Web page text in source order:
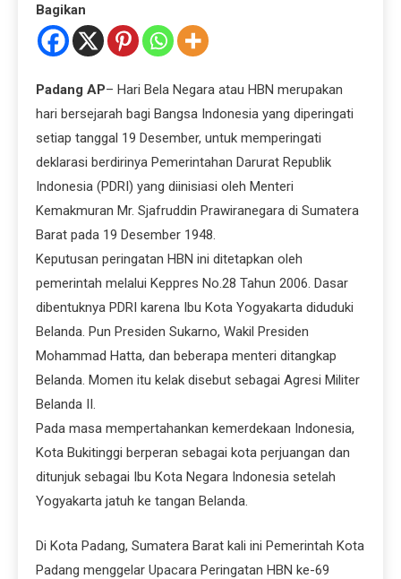
Bagikan
Padang AP– Hari Bela Negara atau HBN merupakan
hari bersejarah bagi Bangsa Indonesia yang diperingati
setiap tanggal 19 Desember, untuk memperingati
deklarasi berdirinya Pemerintahan Darurat Republik
Indonesia (PDRI) yang diinisiasi oleh Menteri
Kemakmuran Mr. Sjafruddin Prawiranegara di Sumatera
Barat pada 19 Desember 1948.
Keputusan peringatan HBN ini ditetapkan oleh
pemerintah melalui Keppres No.28 Tahun 2006. Dasar
dibentuknya PDRI karena Ibu Kota Yogyakarta diduduki
Belanda. Pun Presiden Sukarno, Wakil Presiden
Mohammad Hatta, dan beberapa menteri ditangkap
Belanda. Momen itu kelak disebut sebagai Agresi Militer
Belanda II.
Pada masa mempertahankan kemerdekaan Indonesia,
Kota Bukitinggi berperan sebagai kota perjuangan dan
ditunjuk sebagai Ibu Kota Negara Indonesia setelah
Yogyakarta jatuh ke tangan Belanda.
Di Kota Padang, Sumatera Barat kali ini Pemerintah Kota
Padang menggelar Upacara Peringatan HBN ke-69